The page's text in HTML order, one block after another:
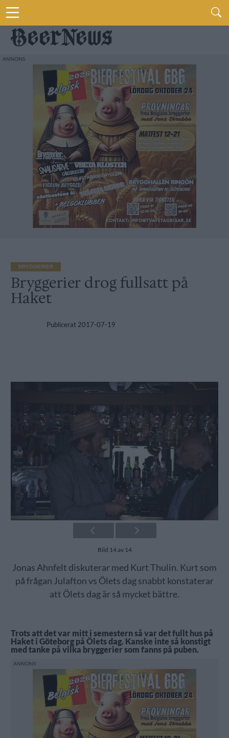
BRYGGERIER
Bryggerier drog fullsatt på
Haket
Publicerat 2017-07-19
Bild 14 av 14
Jonas Ahnfelt diskuterar med Kurt Thulin. Kurt som
på frågan Julafton vs Ölets dag snabbt konstaterar
att Ölets dag är så mycket bättre.
Trots att det var mitt i semestern så var det fullt hus på
Haket i Göteborg på Ölets dag. Kanske inte så konstigt
med tanke på vilka bryggerier som fanns på puben.